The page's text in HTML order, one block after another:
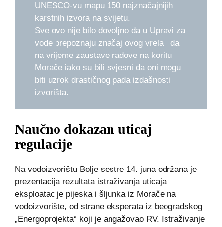
UNESCO-vu mapu 150 najznačajnijih
karstnih izvora na svijetu.
Sve ovo nije bilo dovoljno da u Upravi za
vode prepoznaju značaj ovog vrela i da
na vrijeme zaustave radove na koritu
Morače iako su bili svjesni da oni mogu
biti uzrok drastičnog pada izdašnosti
izvorišta.
Naučno dokazan uticaj
regulacije
Na vodoizvorištu Bolje sestre 14. juna održana je
prezentacija rezultata istraživanja uticaja
eksploatacije pijeska i šljunka iz Morače na
vodoizvorište, od strane eksperata iz beogradskog
„Energoprojekta“ koji je angažovao RV. Istraživanje